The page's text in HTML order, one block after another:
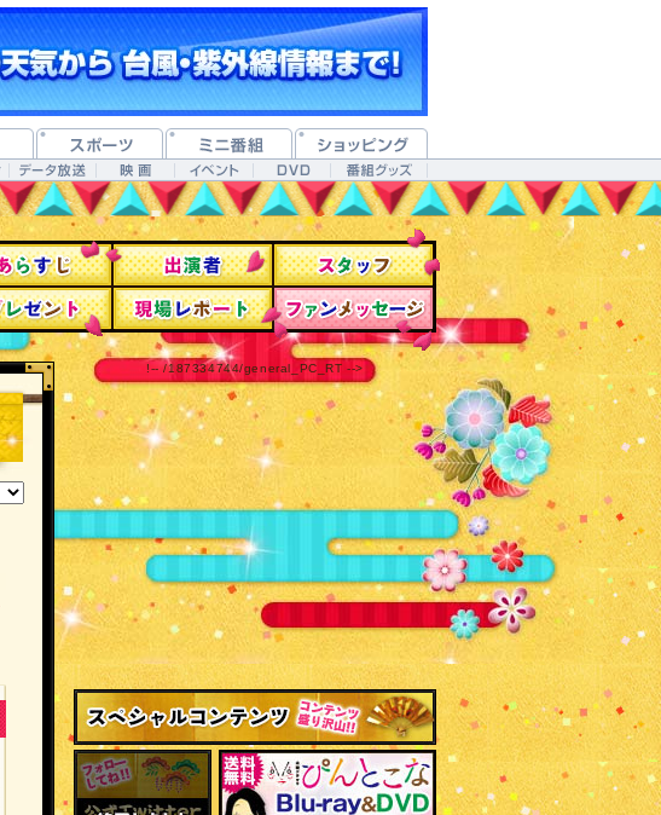
!-- /187334744/general_PC_RT -->